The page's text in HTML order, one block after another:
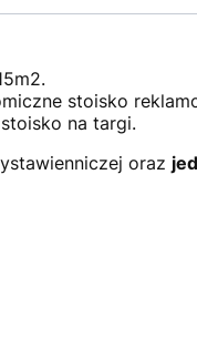
stoisko
na targi.
oraz